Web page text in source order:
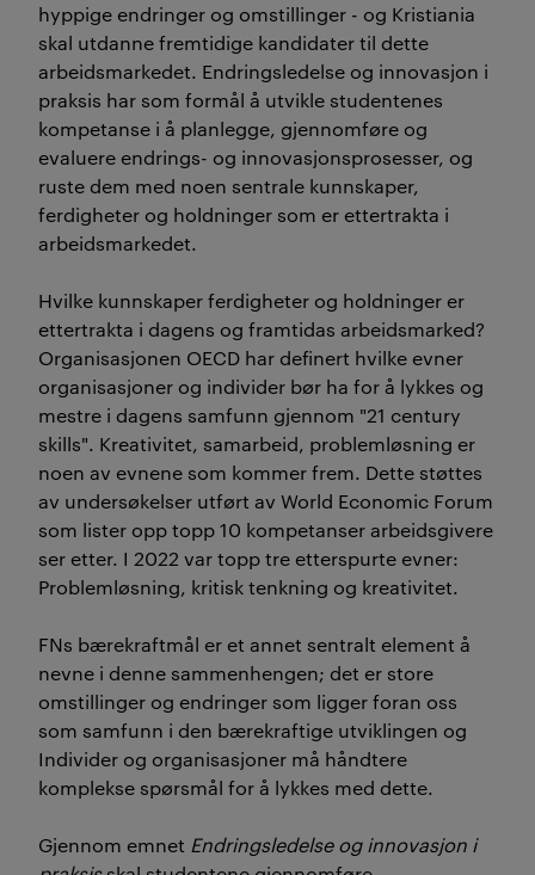
hyppige endringer og omstillinger - og Kristiania
skal utdanne fremtidige kandidater til dette
arbeidsmarkedet. Endringsledelse og innovasjon i
praksis har som formål å utvikle studentenes
kompetanse i å planlegge, gjennomføre og
evaluere endrings- og innovasjonsprosesser, og
ruste dem med noen sentrale kunnskaper,
ferdigheter og holdninger som er ettertrakta i
arbeidsmarkedet.
Hvilke kunnskaper ferdigheter og holdninger er
ettertrakta i dagens og framtidas arbeidsmarked?
Organisasjonen OECD har definert hvilke evner
organisasjoner og individer bør ha for å lykkes og
mestre i dagens samfunn gjennom "21 century
skills". Kreativitet, samarbeid, problemløsning er
noen av evnene som kommer frem. Dette støttes
av undersøkelser utført av World Economic Forum
som lister opp topp 10 kompetanser arbeidsgivere
ser etter. I 2022 var topp tre etterspurte evner:
Problemløsning, kritisk tenkning og kreativitet.
FNs bærekraftmål er et annet sentralt element å
nevne i denne sammenhengen; det er store
omstillinger og endringer som ligger foran oss
som samfunn i den bærekraftige utviklingen og
Individer og organisasjoner må håndtere
komplekse spørsmål for å lykkes med dette.
Gjennom emnet Endringsledelse og innovasjon i